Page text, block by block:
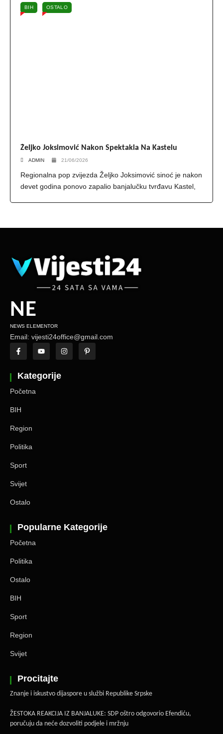
BIH OSTALO
Željko Joksimović Nakon Spektakla Na Kastelu
ADMIN 21/06/2026
Regionalna pop zvijezda Željko Joksimović sinoć je nakon
devet godina ponovo zapalio banjalučku tvrđavu Kastel,
NE
NEWS ELEMENTOR
Email: vijesti24office@gmail.com
Kategorije
Početna
BIH
Region
Politika
Sport
Svijet
Ostalo
Popularne Kategorije
Početna
Politika
Ostalo
BIH
Sport
Region
Svijet
Procitajte
Znanje i iskustvo dijaspore u službi Republike Srpske
ŽESTOKA REAKCIJA IZ BANJALUKE: SDP oštro odgovorio Efendiću,
poručuju da neće dozvoliti podjele i mržnju